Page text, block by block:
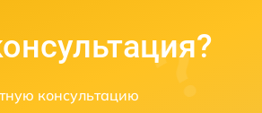
консультацию